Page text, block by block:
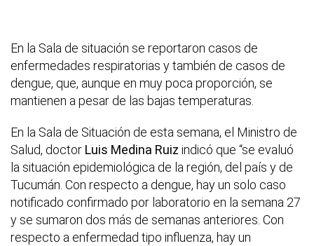
En la Sala de situación se reportaron casos de
enfermedades respiratorias y también de casos de
dengue, que, aunque en muy poca proporción, se
mantienen a pesar de las bajas temperaturas.
En la Sala de Situación de esta semana, el Ministro de
Salud, doctor Luis Medina Ruiz indicó que “se evaluó
la situación epidemiológica de la región, del país y de
Tucumán. Con respecto a dengue, hay un solo caso
notificado confirmado por laboratorio en la semana 27
y se sumaron dos más de semanas anteriores. Con
respecto a enfermedad tipo influenza, hay un